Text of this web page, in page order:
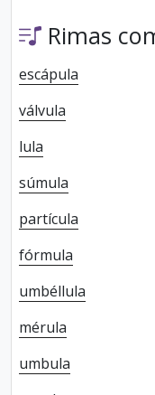
Rimas
escápula
válvula
lula
súmula
partícula
fórmula
umbéllula
mérula
umbula